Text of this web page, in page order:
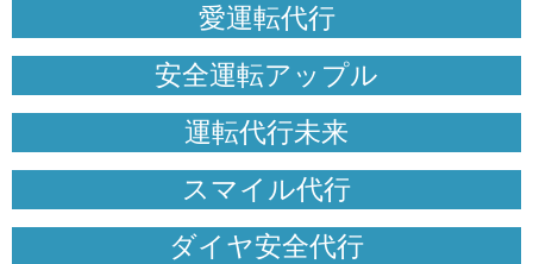
愛運転代行
安全運転アップル
運転代行未来
スマイル代行
ダイヤ安全代行